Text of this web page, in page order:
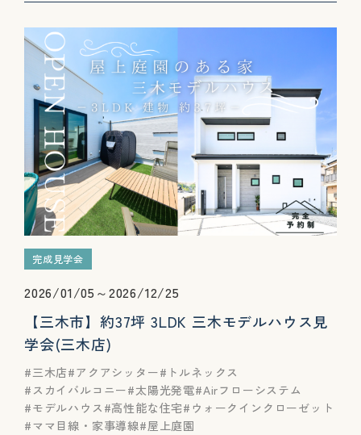
完成見学会
2026/01/05～2026/12/25
【三木市】約37坪 3LDK 三木モデルハウス見
学会(三木店)
三木店 アクアシッター
トルネックス
スカイバルコニー
太陽光発電 Airフローシステム
モデルハウス
高性能な住宅
ウォークインクローゼット
ママ目線・家事導線 屋上庭園